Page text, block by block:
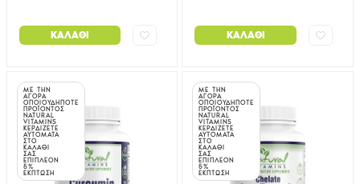
ΚΑΛΆΘΙ ΚΑΛΆΘΙ
ΜΕ ΤΗΝ
ΑΓΟΡΑ
ΟΠΟΙΟΥΔΗΠΟΤΕ
ΠΡΟΪΟΝΤΟΣ
NATURAL
VITAMINS
ΚΕΡΔΙΖΕΤΕ
ΑΥΤΟΜΑΤΑ
ΣΤΟ
ΚΑΛΑΘΙ
ΣΑΣ
ΕΠΙΠΛΕΟΝ
5%
ΕΚΠΤΩΣΗ
ΜΕ ΤΗΝ
ΑΓΟΡΑ
ΟΠΟΙΟΥΔΗΠΟΤΕ
ΠΡΟΪΟΝΤΟΣ
NATURAL
VITAMINS
ΚΕΡΔΙΖΕΤΕ
ΑΥΤΟΜΑΤΑ
ΣΤΟ
ΚΑΛΑΘΙ
ΣΑΣ
ΕΠΙΠΛΕΟΝ
5%
ΕΚΠΤΩΣΗ